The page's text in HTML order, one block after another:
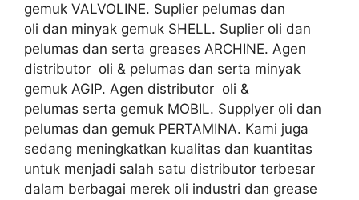
gemuk VALVOLINE. Suplier pelumas dan
oli dan minyak gemuk SHELL. Suplier oli dan
pelumas dan serta greases ARCHINE. Agen
distributor oli & pelumas dan serta minyak
gemuk AGIP. Agen distributor oli &
pelumas serta gemuk MOBIL. Supplyer oli dan
pelumas dan gemuk PERTAMINA. Kami juga
sedang meningkatkan kualitas dan kuantitas
untuk menjadi salah satu distributor terbesar
dalam berbagai merek oli industri dan grease